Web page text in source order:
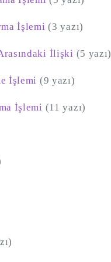
İşlemi (3 yazı)
İlişki (5 yazı)
İşlemi (9 yazı)
İşlemi (11 yazı)